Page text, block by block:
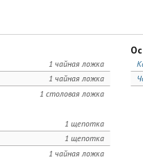
1 чайная ложка
1 чайная ложка
1 столовая ложка
1 щепотка
1 щепотка
1 чайная ложка